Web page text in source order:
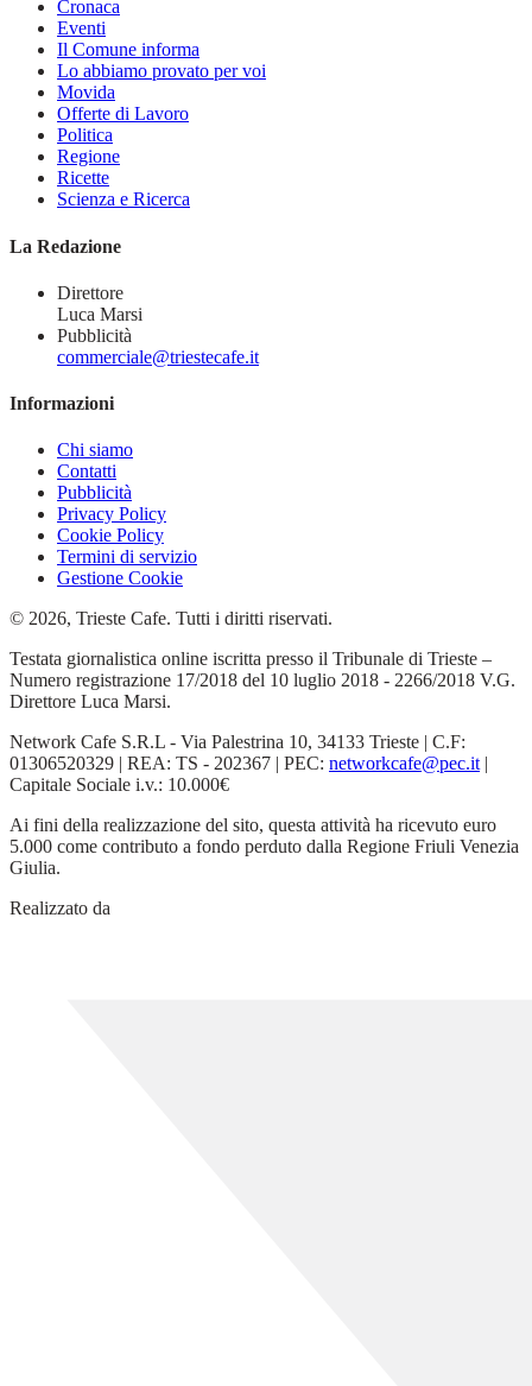
Cronaca
Eventi
Il Comune informa
Lo abbiamo provato per voi
Movida
Offerte di Lavoro
Politica
Regione
Ricette
Scienza e Ricerca
La Redazione
Direttore
Luca Marsi
Pubblicità
commerciale@triestecafe.it
Informazioni
Chi siamo
Contatti
Pubblicità
Privacy Policy
Cookie Policy
Termini di servizio
Gestione Cookie
© 2026, Trieste Cafe. Tutti i diritti riservati.
Testata giornalistica online iscritta presso il Tribunale di Trieste –
Numero registrazione 17/2018 del 10 luglio 2018 - 2266/2018 V.G.
Direttore Luca Marsi.
Network Cafe S.R.L - Via Palestrina 10, 34133 Trieste | C.F:
01306520329 | REA: TS - 202367 | PEC: networkcafe@pec.it|
Capitale Sociale i.v.: 10.000€
Ai fini della realizzazione del sito, questa attività ha ricevuto euro
5.000 come contributo a fondo perduto dalla Regione Friuli Venezia
Giulia.
Realizzato da